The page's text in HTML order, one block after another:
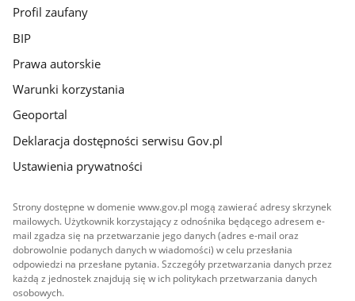
Profil zaufany
BIP
Prawa autorskie
Warunki korzystania
Geoportal
Deklaracja dostępności serwisu Gov.pl
Ustawienia prywatności
Strony dostępne w domenie www.gov.pl mogą zawierać adresy skrzynek
mailowych. Użytkownik korzystający z odnośnika będącego adresem e-
mail zgadza się na przetwarzanie jego danych (adres e-mail oraz
dobrowolnie podanych danych w wiadomości) w celu przesłania
odpowiedzi na przesłane pytania. Szczegóły przetwarzania danych przez
każdą z jednostek znajdują się w ich politykach przetwarzania danych
osobowych.